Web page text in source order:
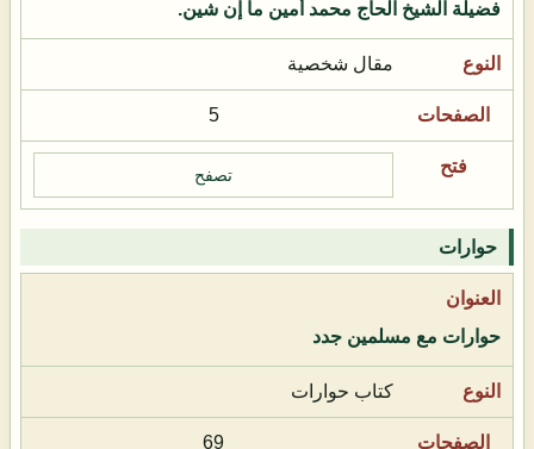
فضيلة الشيخ الحاج محمد أمين ما إن شين.
مقال شخصية
5
تصفح
حوارات
حوارات مع مسلمين جدد
كتاب حوارات
69